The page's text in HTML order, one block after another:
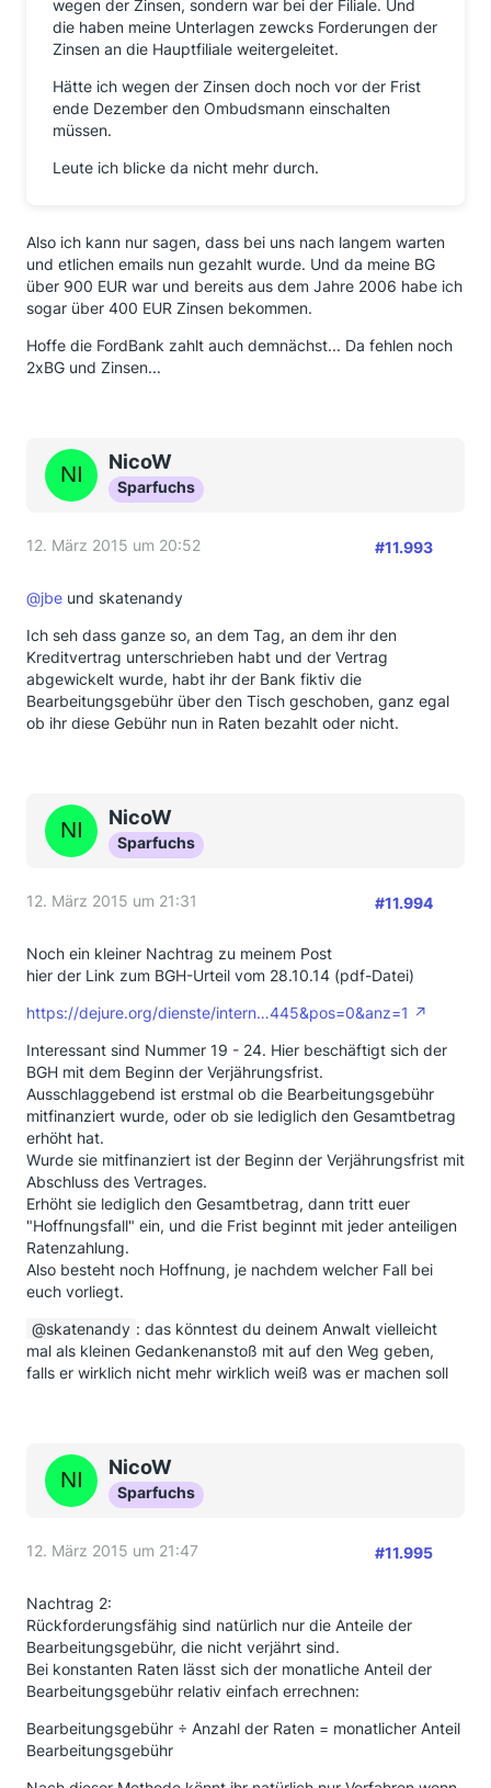
wegen der Zinsen, sondern war bei der Filiale. Und
die haben meine Unterlagen zewcks Forderungen der
Zinsen an die Hauptfiliale weitergeleitet.
Hätte ich wegen der Zinsen doch noch vor der Frist
ende Dezember den Ombudsmann einschalten
müssen.
Leute ich blicke da nicht mehr durch.
Also ich kann nur sagen, dass bei uns nach langem warten
und etlichen emails nun gezahlt wurde. Und da meine BG
über 900 EUR war und bereits aus dem Jahre 2006 habe ich
sogar über 400 EUR Zinsen bekommen.
Hoffe die FordBank zahlt auch demnächst... Da fehlen noch
2xBG und Zinsen...
NicoW
Sparfuchs
12. März 2015 um 20:52 #11.993
@jbe und skatenandy
Ich seh dass ganze so, an dem Tag, an dem ihr den
Kreditvertrag unterschrieben habt und der Vertrag
abgewickelt wurde, habt ihr der Bank fiktiv die
Bearbeitungsgebühr über den Tisch geschoben, ganz egal
ob ihr diese Gebühr nun in Raten bezahlt oder nicht.
NicoW
Sparfuchs
12. März 2015 um 21:31 #11.994
Noch ein kleiner Nachtrag zu meinem Post
hier der Link zum BGH-Urteil vom 28.10.14 (pdf-Datei)
https://dejure.org/dienste/intern…445&pos=0&anz=1
Interessant sind Nummer 19 - 24. Hier beschäftigt sich der
BGH mit dem Beginn der Verjährungsfrist.
Ausschlaggebend ist erstmal ob die Bearbeitungsgebühr
mitfinanziert wurde, oder ob sie lediglich den Gesamtbetrag
erhöht hat.
Wurde sie mitfinanziert ist der Beginn der Verjährungsfrist mit
Abschluss des Vertrages.
Erhöht sie lediglich den Gesamtbetrag, dann tritt euer
"Hoffnungsfall" ein, und die Frist beginnt mit jeder anteiligen
Ratenzahlung.
Also besteht noch Hoffnung, je nachdem welcher Fall bei
euch vorliegt.
skatenandy : das könntest du deinem Anwalt vielleicht
mal als kleinen Gedankenanstoß mit auf den Weg geben,
falls er wirklich nicht mehr wirklich weiß was er machen soll
NicoW
Sparfuchs
12. März 2015 um 21:47 #11.995
Nachtrag 2:
Rückforderungsfähig sind natürlich nur die Anteile der
Bearbeitungsgebühr, die nicht verjährt sind.
Bei konstanten Raten lässt sich der monatliche Anteil der
Bearbeitungsgebühr relativ einfach errechnen:
Bearbeitungsgebühr ÷ Anzahl der Raten = monatlicher Anteil
Bearbeitungsgebühr